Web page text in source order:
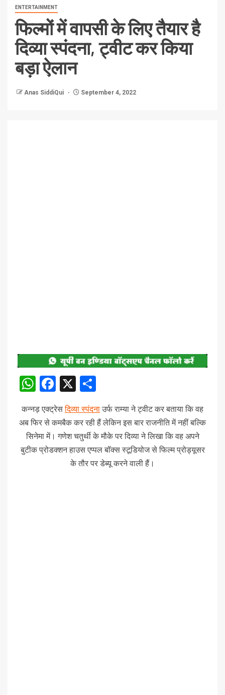
ENTERTAINMENT
फिल्मों में वापसी के लिए तैयार है
दिव्या स्पंदना, ट्वीट कर किया
बड़ा ऐलान
Anas SiddiQui September 4, 2022
WhatsApp
Facebook
X
कन्नड़ एक्ट्रेसदिव्या स्पंदनाउर्फ राम्या ने ट्वीट कर बताया कि वह
अब फिर से कमबैक कर रही हैं लेकिन इस बार राजनीति में नहीं बल्कि
सिनेमा में। गणेश चतुर्थी के मौके पर दिव्या ने लिखा कि वह अपने
बुटीक प्रोडक्शन हाउस एप्पल बॉक्स स्टूडियोज से फिल्म प्रोड्यूसर
के तौर पर डेब्यू करने वाली हैं।